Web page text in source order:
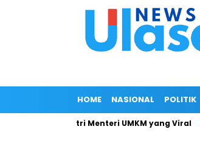
HOME NASIONAL POLITIK
Surat Jalan Istri Menteri UMKM yang Viral